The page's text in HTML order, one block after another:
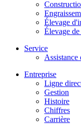
Élevage
Élevage
Service
Assistance
Entreprise
Ligne
Gestion
Histoire
Chiffres
Carrière